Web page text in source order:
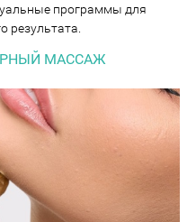
программы для
результата.
МАССАЖ